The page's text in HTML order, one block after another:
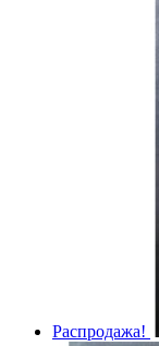
Распродажа!